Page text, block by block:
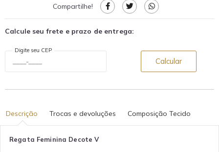
Compartilhe!
Calcule seu frete e prazo de entrega:
Digite seu CEP
Calcular
Descrição Trocas e devoluções Composição Tecido
Regata Feminina Decote V